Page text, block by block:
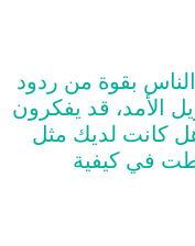
بقوة من ردود
الأمد، قد يفكرون
كانت لديك مثل
في كيفية